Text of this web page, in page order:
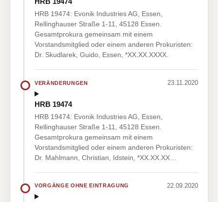
HRB 19474: Evonik Industries AG, Essen,
Rellinghauser Straße 1-11, 45128 Essen.
Gesamtprokura gemeinsam mit einem
Vorstandsmitglied oder einem anderen Prokuristen:
Dr. Skudlarek, Guido, Essen, *XX.XX.XXXX.
VERÄNDERUNGEN 23.11.2020
HRB 19474
HRB 19474: Evonik Industries AG, Essen,
Rellinghauser Straße 1-11, 45128 Essen.
Gesamtprokura gemeinsam mit einem
Vorstandsmitglied oder einem anderen Prokuristen:
Dr. Mahlmann, Christian, Idstein, *XX.XX.XX…
VORGÄNGE OHNE EINTRAGUNG 22.09.2020